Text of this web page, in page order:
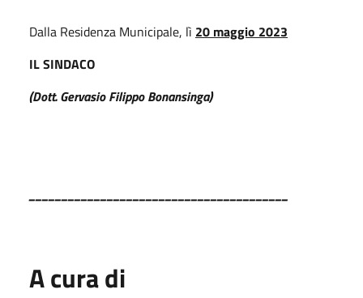
Dalla Residenza Municipale, lì 20 maggio 2023
IL SINDACO
(Dott. Gervasio Filippo Bonansinga)
A cura di